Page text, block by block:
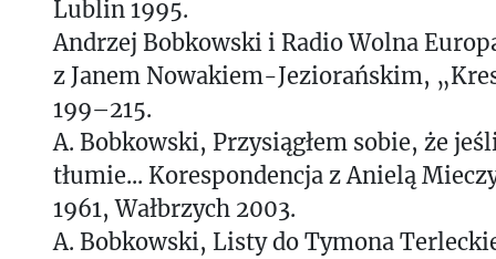
Lublin 1995.
Andrzej Bobkowski i Radio Wolna
z Janem Nowakiem-Jeziorańskim,
199–215.
A. Bobkowski, Przysiągłem sobie, że
tłumie... Korespondencja z Anielą
1961, Wałbrzych 2003.
A. Bobkowski, Listy do Tymona